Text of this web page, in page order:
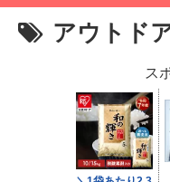
アウトド
ス